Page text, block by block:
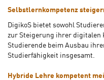
Selbstlernkompetenz
DigikoS bietet sowohl
zur Steigerung ihrer digitalen
Studierende beim Ausbau
Studierfähigkeit insgesamt.
Hybride Lehre kompetent